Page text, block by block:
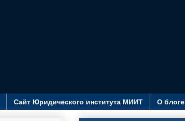
Сайт Юридического института МИИТ О блоге